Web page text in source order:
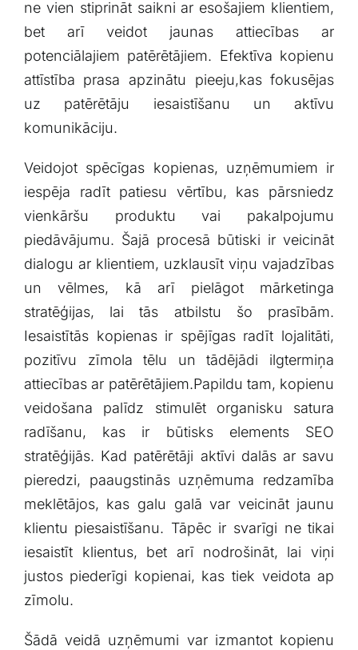
ne vien stiprināt⁢ saikni‌ ar esošajiem klientiem,
bet arī ⁢veidot ‌jaunas attiecības‌ ar
potenciālajiem⁢ patērētājiem. Efektīva kopienu‍
attīstība prasa apzinātu pieeju,kas ⁤fokusējas
‌uz patērētāju iesaistīšanu un​ aktīvu
komunikāciju.
Veidojot spēcīgas kopienas,‍ uzņēmumiem ir
iespēja radīt patiesu vērtību, kas pārsniedz
⁣vienkāršu produktu vai pakalpojumu
piedāvājumu. Šajā procesā būtiski ir veicināt
dialogu ar klientiem, ⁣uzklausīt viņu vajadzības⁤
un vēlmes, ⁤kā arī pielāgot ⁤mārketinga
stratēģijas, lai tās atbilstu šo prasībām.
Iesaistītās kopienas ir ​spējīgas radīt lojalitāti,
pozitīvu zīmola tēlu⁣ un tādējādi ilgtermiņa
attiecības ar patērētājiem.Papildu tam, kopienu
veidošana⁣ palīdz stimulēt organisku satura
radīšanu, kas ir būtisks elements SEO
stratēģijās. Kad ‍patērētāji aktīvi⁤ dalās ar savu
pieredzi, paaugstinās uzņēmuma‌ redzamība
meklētājos, kas galu galā var veicināt jaunu​
klientu piesaistīšanu. ⁣Tāpēc ir svarīgi ne tikai
iesaistīt ⁢klientus, bet ⁤arī ⁣nodrošināt, lai ⁤viņi
justos piederīgi kopienai, kas tiek veidota ap
zīmolu.
Šādā veidā ⁢uzņēmumi ⁤var izmantot kopienu‌